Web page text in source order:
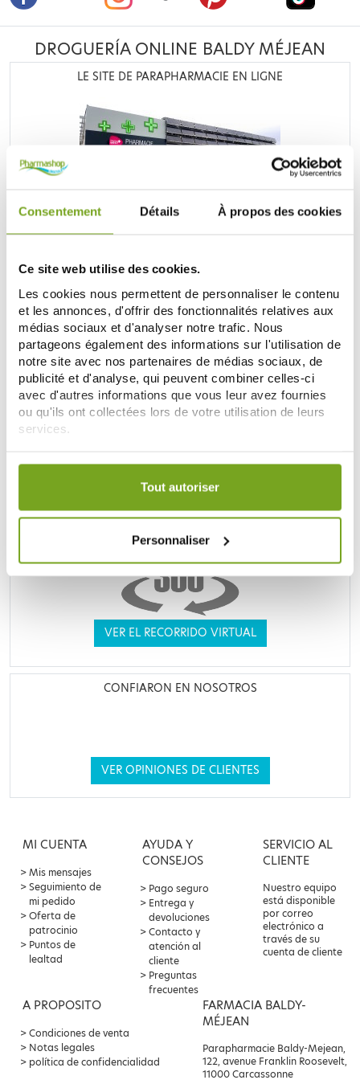
Consentement Détails À propos des cookies
Ce site web utilise des cookies.
Les cookies nous permettent de personnaliser le contenu
et les annonces, d'offrir des fonctionnalités relatives aux
médias sociaux et d'analyser notre trafic. Nous
partageons également des informations sur l'utilisation de
notre site avec nos partenaires de médias sociaux, de
publicité et d'analyse, qui peuvent combiner celles-ci
avec d'autres informations que vous leur avez fournies
ou qu'ils ont collectées lors de votre utilisation de leurs
services.
Votre choix de consentement est conservé pendant une
Tout autoriser
Personnaliser
DROGUERÍA ONLINE BALDY MÉJEAN
LE SITE DE PARAPHARMACIE EN LIGNE
Retrouvez plus de 20 000 références à prix discount, de
nombreuses offres et promotions ainsi que toutes vos
marques préférées,
Lancaster,IT cosmetics... Bénéficiez de nos promotions et
parapharmacie, les produits de beauté, les produits bio...
DESCUBRE LA PARAFARMACIA
UNE VRAIE PARAPHARMACIE
VER EL RECORRIDO VIRTUAL
CONFIARON EN NOSOTROS
VER OPINIONES DE CLIENTES
MI CUENTA
Mis mensajes
Seguimiento de
mi pedido
Oferta de
patrocinio
Puntos de
lealtad
AYUDA Y
CONSEJOS
Pago seguro
Entrega y
devoluciones
Contacto y
atención al
cliente
Preguntas
frecuentes
SERVICIO AL
CLIENTE
Nuestro equipo
está disponible
por correo
electrónico a
través de su
cuenta de cliente
A PROPOSITO
Condiciones de venta
Notas legales
política de confidencialidad
FARMACIA BALDY-
MÉJEAN
Parapharmacie Baldy-Mejean,
122, avenue Franklin Roosevelt,
11000 Carcassonne